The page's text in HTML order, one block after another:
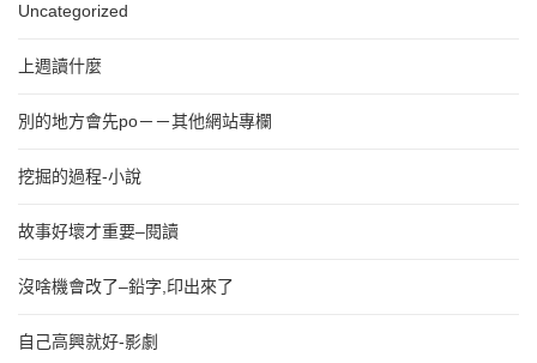
Uncategorized
上週讀什麼
別的地方會先po－－其他網站專欄
挖掘的過程-小說
故事好壞才重要–閱讀
沒啥機會改了–鉛字,印出來了
自己高興就好-影劇